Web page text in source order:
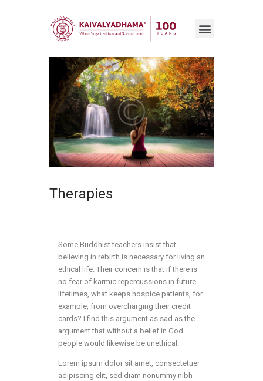
Therapies
Some Buddhist teachers insist that
believing in rebirth is necessary for living an
ethical life. Their concern is that if there is
no fear of karmic repercussions in future
lifetimes, what keeps hospice patients, for
example, from overcharging their credit
cards? I find this argument as sad as the
argument that without a belief in God
people would likewise be unethical.
Lorem ipsum dolor sit amet, consectetuer
adipiscing elit, sed diam nonummy nibh